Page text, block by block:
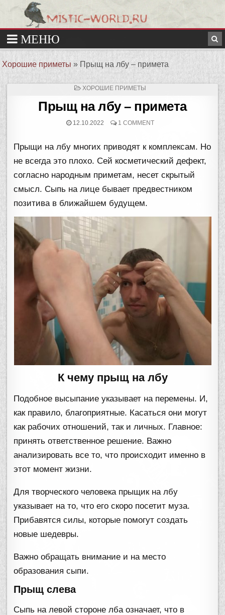
Хорошие приметы » Прыщ на лбу – примета
ОПУБЛИКОВАНО
ХОРОШИЕ ПРИМЕТЫ
Прыщ на лбу – примета
12.10.2022 1 COMMENT
Прыщи на лбу многих приводят к комплексам. Но
не всегда это плохо. Сей косметический дефект,
согласно народным приметам, несет скрытый
смысл. Сыпь на лице бывает предвестником
позитива в ближайшем будущем.
К чему прыщ на лбу
Подобное высыпание указывает на перемены. И,
как правило, благоприятные. Касаться они могут
как рабочих отношений, так и личных. Главное:
принять ответственное решение. Важно
анализировать все то, что происходит именно в
этот момент жизни.
Для творческого человека прыщик на лбу
указывает на то, что его скоро посетит муза.
Прибавятся силы, которые помогут создать
новые шедевры.
Важно обращать внимание и на место
образования сыпи.
Прыщ слева
Сыпь на левой стороне лба означает, что в